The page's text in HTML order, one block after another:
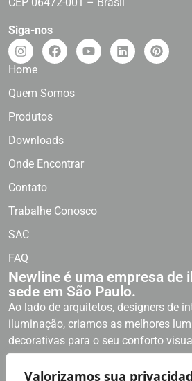
Valorizamos sua
Siga-nos
Home
Quem Somos
Produtos
Downloads
Onde Encontrar
Contato
Trabalhe Conosco
SAC
FAQ
Newline é uma empresa de
sede em São Paulo.
Ao lado de arquitetos, designers de
iluminação, criamos as melhores
decorativas para o seu conforto
Newline, curvas que inspiram!